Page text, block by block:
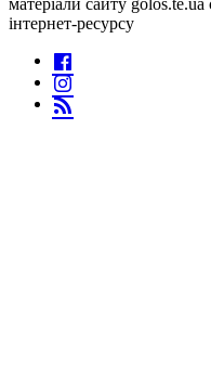
матеріали сайту
інтернет-ресурсу